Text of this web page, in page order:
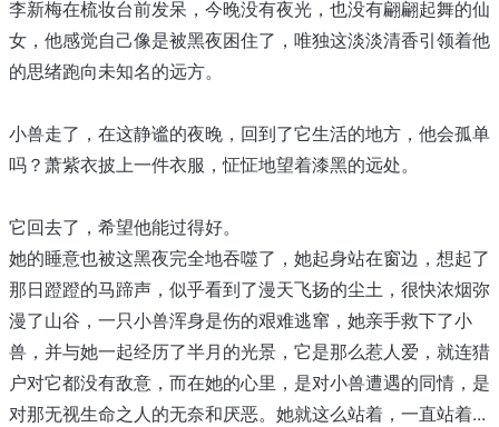
李新梅在梳妆台前发呆，今晚没有夜光，也没有翩翩起舞的仙
女，他感觉自己像是被黑夜困住了，唯独这淡淡清香引领着他
的思绪跑向未知名的远方。
小兽走了，在这静谧的夜晚，回到了它生活的地方，他会孤单
吗？萧紫衣披上一件衣服，怔怔地望着漆黑的远处。
它回去了，希望他能过得好。
她的睡意也被这黑夜完全地吞噬了，她起身站在窗边，想起了
那日蹬蹬的马蹄声，似乎看到了漫天飞扬的尘土，很快浓烟弥
漫了山谷，一只小兽浑身是伤的艰难逃窜，她亲手救下了小
兽，并与她一起经历了半月的光景，它是那么惹人爱，就连猎
户对它都没有敌意，而在她的心里，是对小兽遭遇的同情，是
对那无视生命之人的无奈和厌恶。她就这么站着，一直站着...